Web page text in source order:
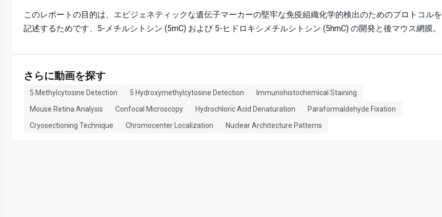
このレポートの目的は、エピジェネティックな遺伝子マーカーの堅牢な免疫組織化学的検出のためのプロトコルを
記述するためです、5-メチルシトシン (5mC) および 5-ヒドロキシメチルシトシン (5hmC) の開発と後マウス網膜。
さらに動画を探す
5 Methylcytosine Detection 5 Hydroxymethylcytosine Detection
Immunohistochemical Staining
Mouse Retina Analysis
Confocal Microscopy Hydrochloric Acid Denaturation
Paraformaldehyde Fixation
Cryosectioning Technique
Chromocenter Localization Nuclear Architecture Patterns